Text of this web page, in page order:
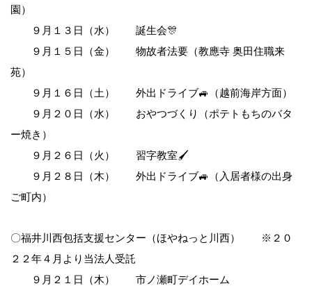
園）
９月１３日（水） 誕生会🎊
９月１５日（金） 物故者法要（教應寺 奥田住職来
苑）
９月１６日（土） 外出ドライブ🚙（越前海岸方面）
９月２０日（水） おやつづくり（ポテトもちのバタ
ー焼き）
９月２６日（火） 習字教室🖌
９月２８日（木） 外出ドライブ🚙（入居者様の出身
ご町内）
〇福井川西包括支援センター（ほやねっと川西） ※２０
２２年４月より当法人受託
９月２１日（木） 市ノ瀬町デイホーム
前